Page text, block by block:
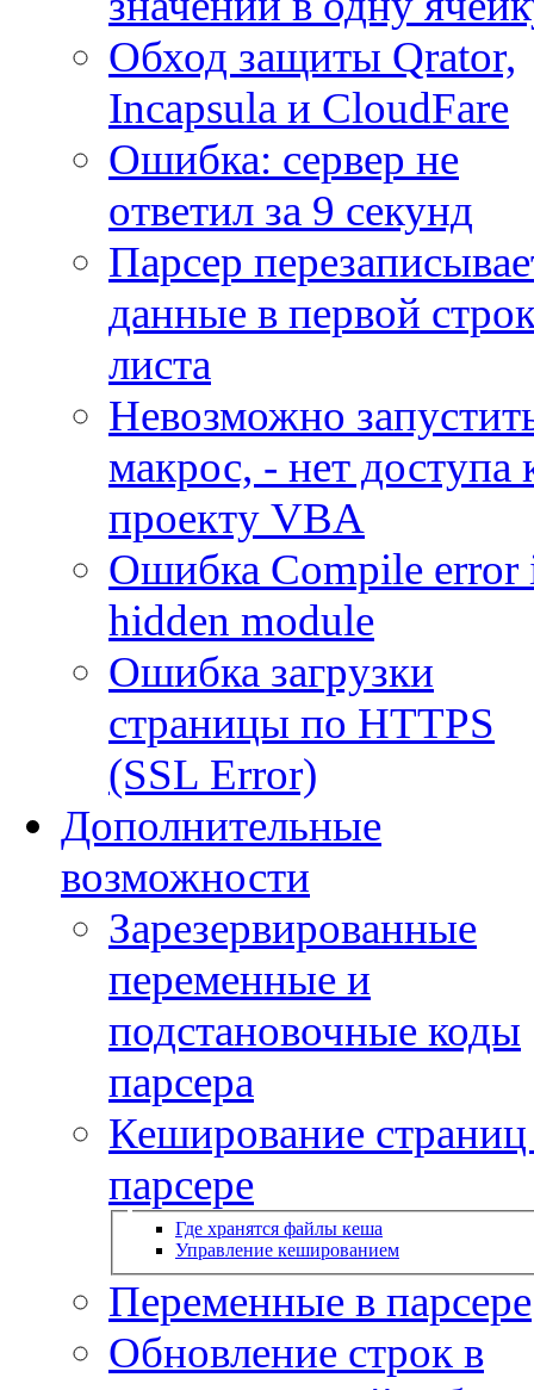
Обход защиты Qrator,
Incapsula и CloudFare
Ошибка: сервер не
ответил за 9 секунд
Парсер
данные в первой
листа
Невозможно
макрос, - нет доступа
проекту VBA
Ошибка Compile error
hidden module
Ошибка загрузки
страницы по HTTPS
(SSL Error)
Дополнительные
возможности
Зарезервированные
переменные и
подстановочные коды
парсера
Кеширование страниц
парсере
Где хранятся файлы кеша
Управление кешированием
Переменные в парсере
Обновление строк в